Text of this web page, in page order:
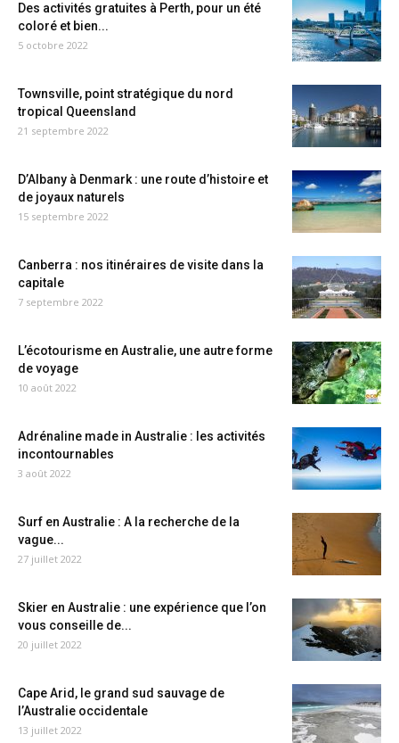
Des activités gratuites à Perth, pour un été
coloré et bien...
5 octobre 2022
Townsville, point stratégique du nord
tropical Queensland
21 septembre 2022
D’Albany à Denmark : une route d’histoire et
de joyaux naturels
15 septembre 2022
Canberra : nos itinéraires de visite dans la
capitale
7 septembre 2022
L’écotourisme en Australie, une autre forme
de voyage
10 août 2022
Adrénaline made in Australie : les activités
incontournables
3 août 2022
Surf en Australie : A la recherche de la
vague...
27 juillet 2022
Skier en Australie : une expérience que l’on
vous conseille de...
20 juillet 2022
Cape Arid, le grand sud sauvage de
l’Australie occidentale
13 juillet 2022